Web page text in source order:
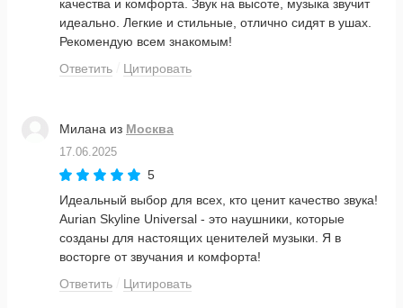
качества и комфорта. Звук на высоте, музыка звучит
идеально. Легкие и стильные, отлично сидят в ушах.
Рекомендую всем знакомым!
Ответить
Цитировать
Милана из Москва
17.06.2025
5
Идеальный выбор для всех, кто ценит качество звука!
Aurian Skyline Universal - это наушники, которые
созданы для настоящих ценителей музыки. Я в
восторге от звучания и комфорта!
Ответить
Цитировать